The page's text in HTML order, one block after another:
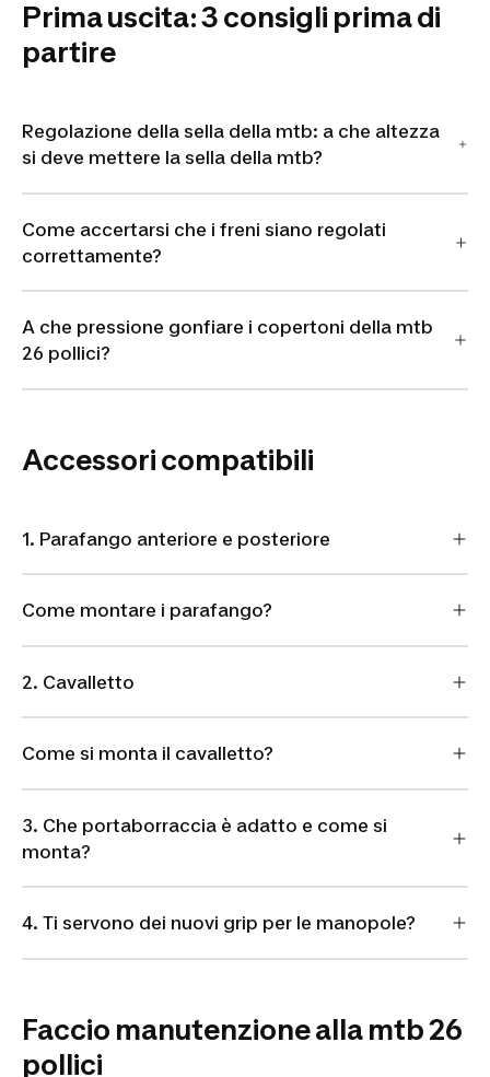
Prima uscita: 3 consigli prima di
partire
Regolazione della sella della mtb: a che altezza
si deve mettere la sella della mtb?
Come accertarsi che i freni siano regolati
correttamente?
A che pressione gonfiare i copertoni della mtb
26 pollici?
Accessori compatibili
1. Parafango anteriore e posteriore
Come montare i parafango?
2. Cavalletto
Come si monta il cavalletto?
3. Che portaborraccia è adatto e come si
monta?
4. Ti servono dei nuovi grip per le manopole?
Faccio manutenzione alla mtb 26
pollici